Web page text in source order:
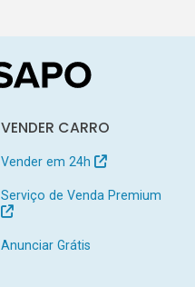
VENDER CARRO
Vender em 24h
Serviço de Venda Premium
Anunciar Grátis